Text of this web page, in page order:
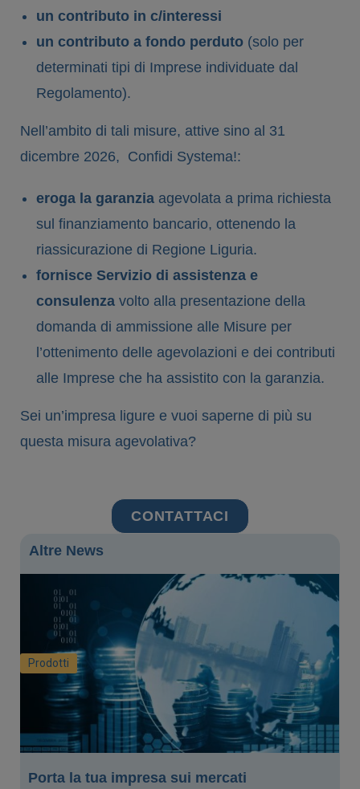
un contributo in c/interessi
un contributo a fondo perduto (solo per
determinati tipi di Imprese individuate dal
Regolamento).
Nell’ambito di tali misure, attive sino al 31
dicembre 2026, Confidi Systema!:
eroga la garanzia agevolata a prima richiesta
sul finanziamento bancario, ottenendo la
riassicurazione di Regione Liguria.
fornisce Servizio di assistenza e
consulenza volto alla presentazione della
domanda di ammissione alle Misure per
l’ottenimento delle agevolazioni e dei contributi
alle Imprese che ha assistito con la garanzia.
Sei un’impresa ligure e vuoi saperne di più su
questa misura agevolativa?
CONTATTACI
Altre News
Prodotti
Porta la tua impresa sui mercati